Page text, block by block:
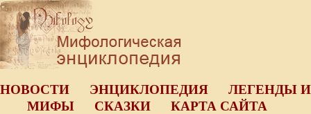
НОВОСТИ ЭНЦИКЛОПЕДИЯ
ЛЕГЕНДЫ И
МИФЫ
СКАЗКИ
КАРТА САЙТА